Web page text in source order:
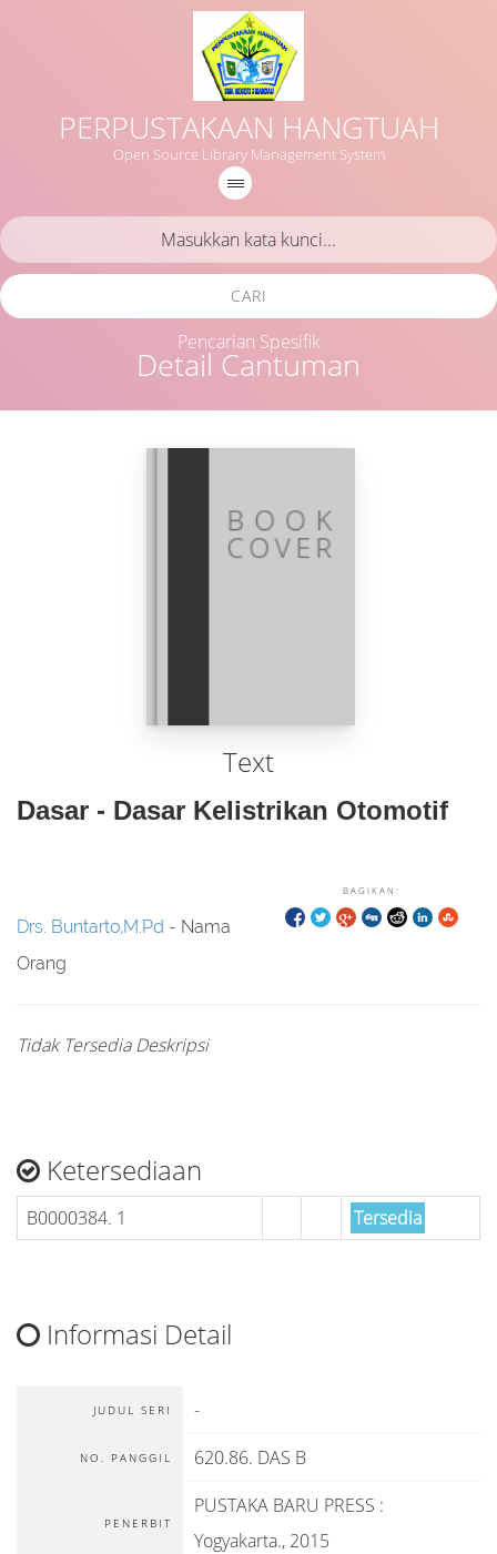
PERPUSTAKAAN HANGTUAH
Open Source Library Management System
Detail Cantuman
CARI
Pencarian Spesifik
Text
Dasar - Dasar Kelistrikan Otomotif
BAGIKAN:
Drs. Buntarto,M.Pd - Nama
Orang
Tidak Tersedia Deskripsi
Ketersediaan
B0000384. 1 Tersedia
Informasi Detail
JUDUL SERI -
NO. PANGGIL 620.86. DAS B
PENERBIT
PUSTAKA BARU PRESS :
Yogyakarta., 2015